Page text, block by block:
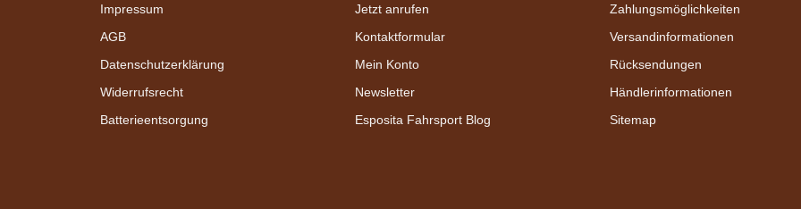
Impressum
AGB
Datenschutzerklärung
Widerrufsrecht
Batterieentsorgung
Jetzt anrufen
Kontaktformular
Mein Konto
Newsletter
Esposita Fahrsport Blog
Zahlungsmöglichkeiten
Versandinformationen
Rücksendungen
Händlerinformationen
Sitemap